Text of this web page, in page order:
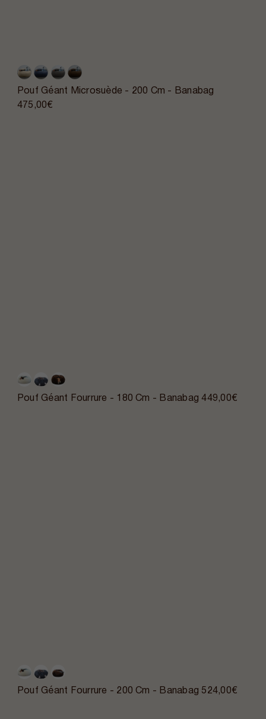
Pouf Géant Microsuède - 200 Cm - Banabag
475,00€
Pouf Géant Fourrure - 180 Cm - Banabag449,00€
Pouf Géant Fourrure - 200 Cm - Banabag 524,00€